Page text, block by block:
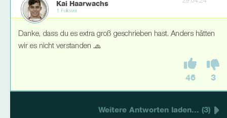
Kai Haarwachs
1 Follower
Danke, dass du es extra groß geschrieben hast. Anders hätten
wir es nicht verstanden 🧢
46 3
Weitere Antworten laden... (3)